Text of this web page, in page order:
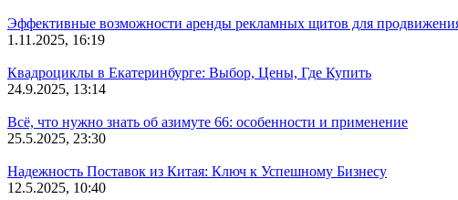
Эффективные возможности аренды рекламных щитов для
1.11.2025, 16:19
Квадроциклы в Екатеринбурге: Выбор, Цены, Где Купить
24.9.2025, 13:14
Всё, что нужно знать об азимуте 66: особенности и применение
25.5.2025, 23:30
Надежность Поставок из Китая: Ключ к Успешному Бизнесу
12.5.2025, 10:40